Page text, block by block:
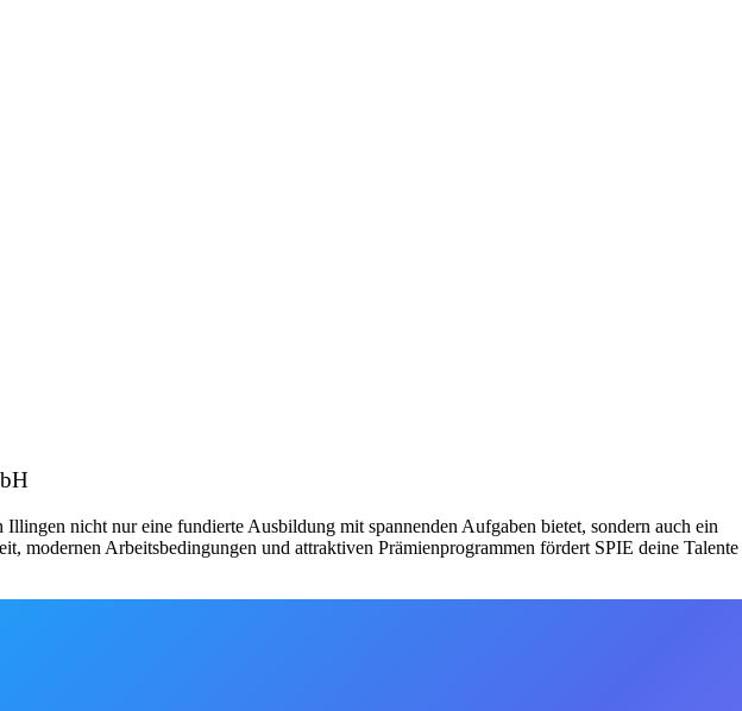
nicht nur eine fundierte Ausbildung mit spannenden Aufgaben bietet, sondern auch ein
modernen Arbeitsbedingungen und attraktiven Prämienprogrammen fördert SPIE deine Talente